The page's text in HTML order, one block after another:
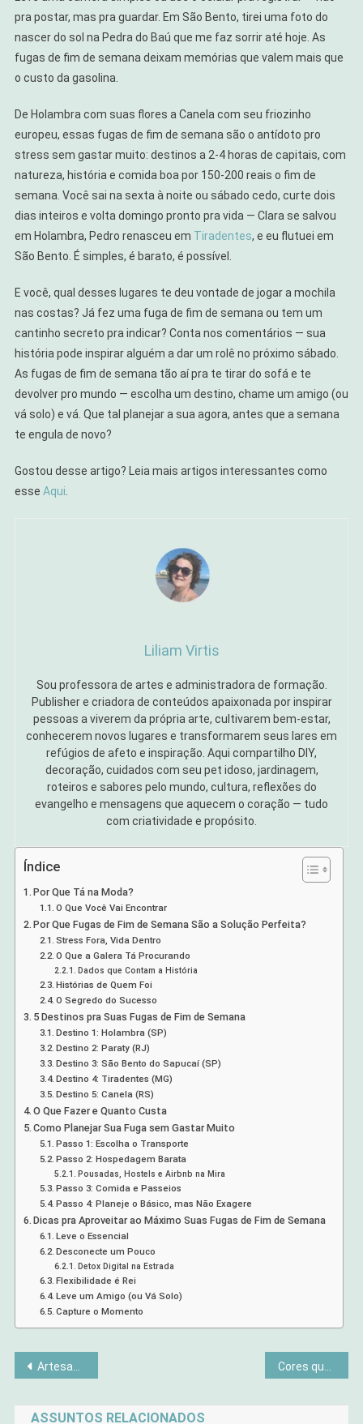
pra postar, mas pra guardar. Em São Bento, tirei uma foto do
nascer do sol na Pedra do Baú que me faz sorrir até hoje. As
fugas de fim de semana deixam memórias que valem mais que
o custo da gasolina.
De Holambra com suas flores a Canela com seu friozinho
europeu, essas fugas de fim de semana são o antídoto pro
stress sem gastar muito: destinos a 2-4 horas de capitais, com
natureza, história e comida boa por 150-200 reais o fim de
semana. Você sai na sexta à noite ou sábado cedo, curte dois
dias inteiros e volta domingo pronto pra vida — Clara se salvou
em Holambra, Pedro renasceu em Tiradentes, e eu flutuei em
São Bento. É simples, é barato, é possível.
E você, qual desses lugares te deu vontade de jogar a mochila
nas costas? Já fez uma fuga de fim de semana ou tem um
cantinho secreto pra indicar? Conta nos comentários — sua
história pode inspirar alguém a dar um rolê no próximo sábado.
As fugas de fim de semana tão aí pra te tirar do sofá e te
devolver pro mundo — escolha um destino, chame um amigo (ou
vá solo) e vá. Que tal planejar a sua agora, antes que a semana
te engula de novo?
Gostou desse artigo? Leia mais artigos interessantes como
esse Aqui.
Liliam Virtis
Sou professora de artes e administradora de formação.
Publisher e criadora de conteúdos apaixonada por inspirar
pessoas a viverem da própria arte, cultivarem bem-estar,
conhecerem novos lugares e transformarem seus lares em
refúgios de afeto e inspiração. Aqui compartilho DIY,
decoração, cuidados com seu pet idoso, jardinagem,
roteiros e sabores pelo mundo, cultura, reflexões do
evangelho e mensagens que aquecem o coração — tudo
com criatividade e propósito.
Índice
Por Que Tá na Moda?
O Que Você Vai Encontrar
Por Que Fugas de Fim de Semana São a Solução Perfeita?
Stress Fora, Vida Dentro
O Que a Galera Tá Procurando
Dados que Contam a História
Histórias de Quem Foi
O Segredo do Sucesso
5 Destinos pra Suas Fugas de Fim de Semana
Destino 1: Holambra (SP)
Destino 2: Paraty (RJ)
Destino 3: São Bento do Sapucaí (SP)
Destino 4: Tiradentes (MG)
Destino 5: Canela (RS)
O Que Fazer e Quanto Custa
Como Planejar Sua Fuga sem Gastar Muito
Passo 1: Escolha o Transporte
Passo 2: Hospedagem Barata
Pousadas, Hostels e Airbnb na Mira
Passo 3: Comida e Passeios
Passo 4: Planeje o Básico, mas Não Exagere
Dicas pra Aproveitar ao Máximo Suas Fugas de Fim de Semana
Leve o Essencial
Desconecte um Pouco
Detox Digital na Estrada
Flexibilidade é Rei
Leve um Amigo (ou Vá Solo)
Capture o Momento
Navegação
de
Artesanato Hippie: Passo a Passo para Criar Peças Únicas Cores que Adoecem: O Impacto da Decoração no Seu Humor
ASSUNTOS RELACIONADOS